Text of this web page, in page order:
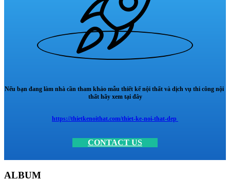
Nếu bạn đang làm nhà cần tham khảo mẫu thiết kế nội thất và dịch vụ thi công nội
thất hãy xem tại đây
https://thietkenoithat.com/thiet-ke-noi-that-dep
CONTACT US
ALBUM